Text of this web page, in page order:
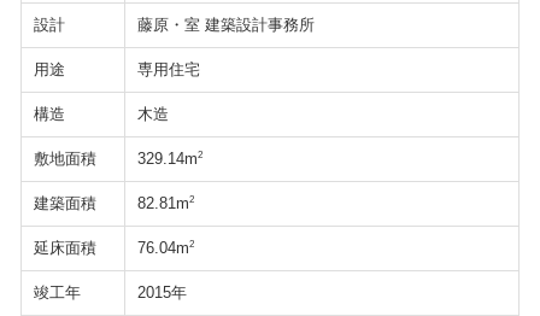
設計 藤原・室 建築設計事務所
用途 専用住宅
構造 木造
敷地面積 329.14m2
建築面積 82.81m2
延床面積 76.04m2
竣工年 2015年